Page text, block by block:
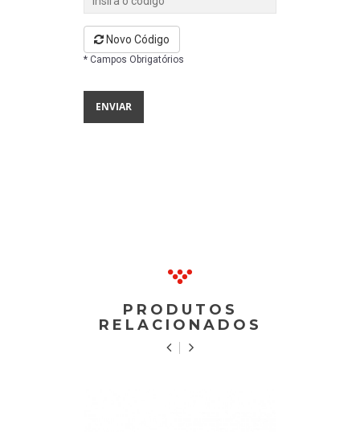
Novo Código
* Campos Obrigatórios
PRODUTOS
RELACIONADOS